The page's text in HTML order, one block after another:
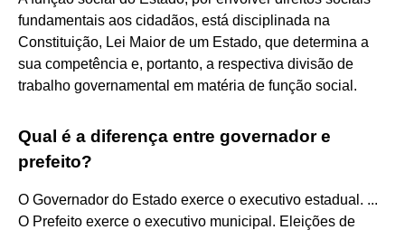
fundamentais aos cidadãos, está disciplinada na
Constituição, Lei Maior de um Estado, que determina a
sua competência e, portanto, a respectiva divisão de
trabalho governamental em matéria de função social.
Qual é a diferença entre governador e
prefeito?
O Governador do Estado exerce o executivo estadual. ...
O Prefeito exerce o executivo municipal. Eleições de